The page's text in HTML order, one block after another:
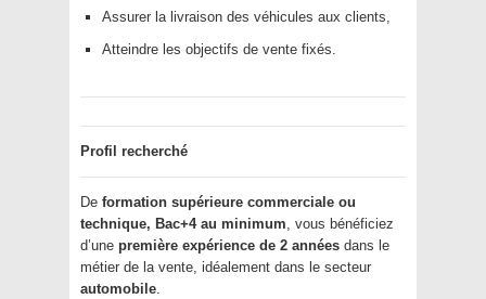
Assurer la livraison des véhicules aux clients,
Atteindre les objectifs de vente fixés.
Profil recherché
De formation supérieure commerciale ou
technique, Bac+4 au minimum, vous bénéficiez
d’une première expérience de 2 années dans le
métier de la vente, idéalement dans le secteur
automobile.